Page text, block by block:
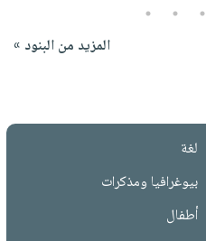
3
4
5
المزيد من البنود »
لغة
بيوغرافيا ومذكرات
أطفال